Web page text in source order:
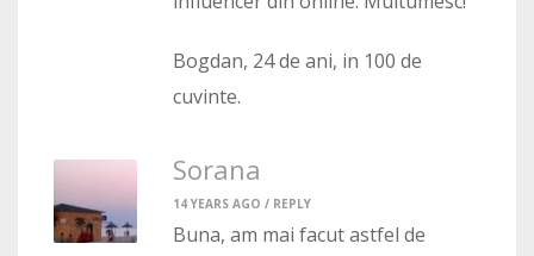
Bogdan, 24 de ani, in 100 de
cuvinte.
Sorana
14 YEARS AGO / REPLY
Buna, am mai facut astfel de